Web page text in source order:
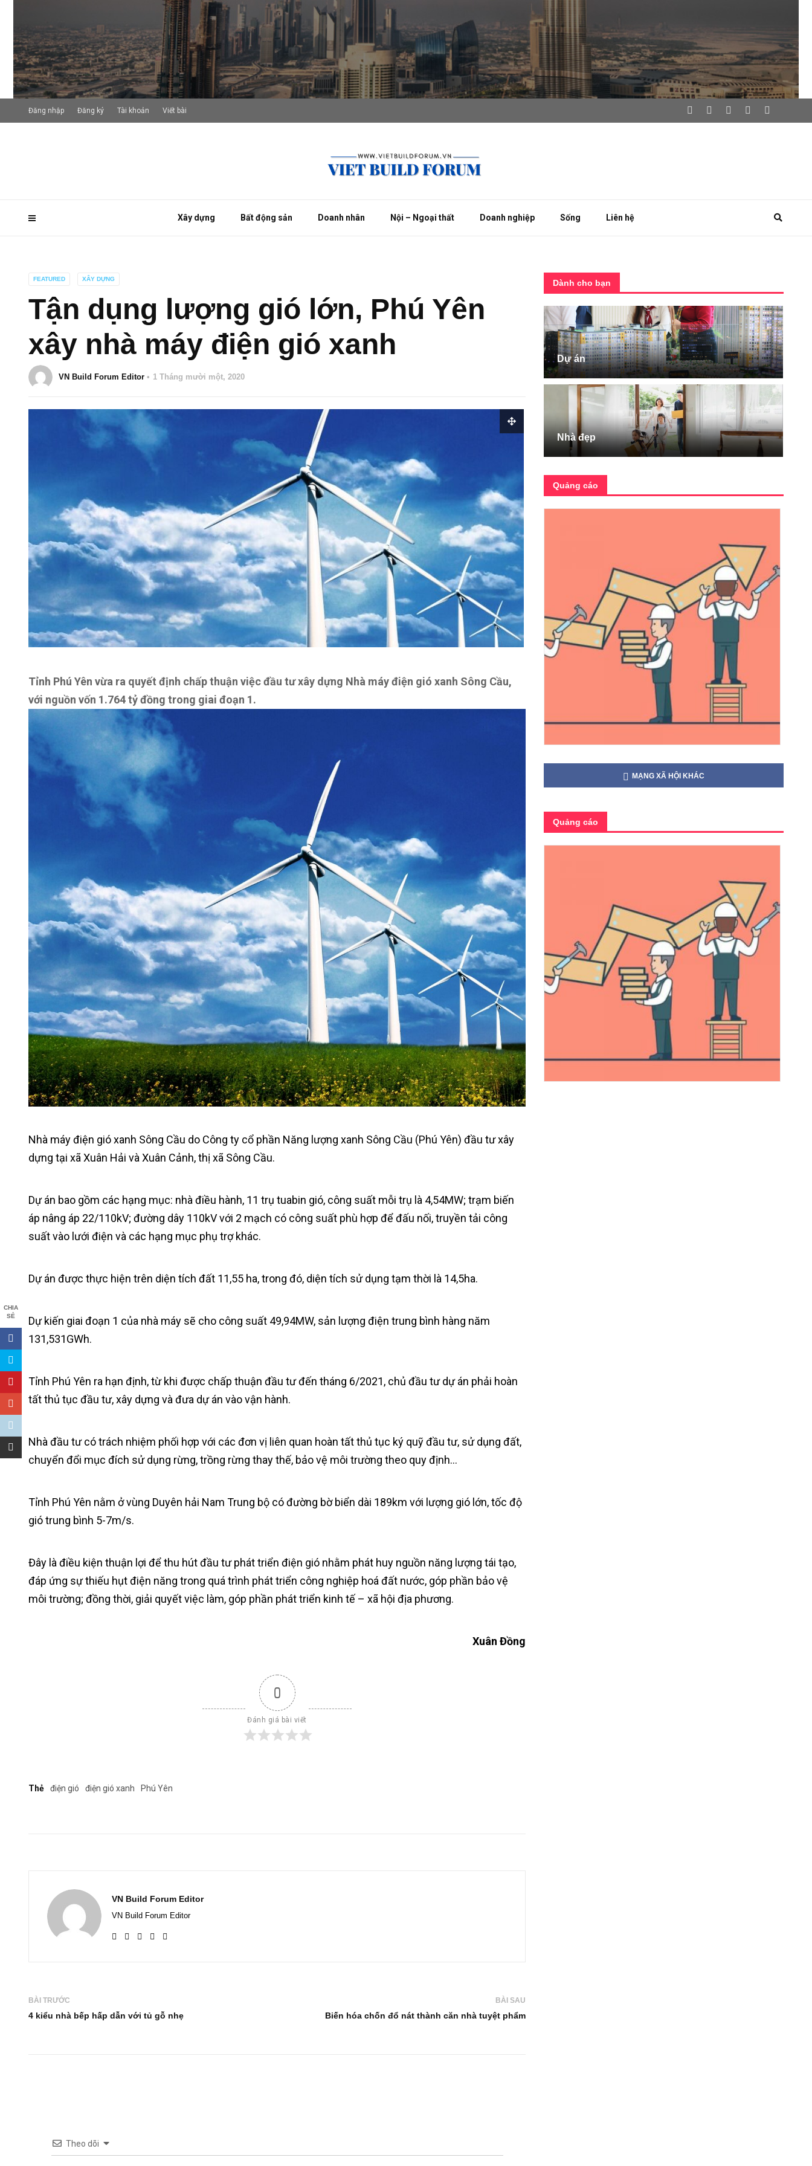
Xây dựng Bất động sản Doanh nhân Nội – Ngoại thất Doanh nghiệp Sống Liên hệ
Đăng nhập Đăng ký Tài khoản Viết bài
FEATURED XÂY DỰNG
Tận dụng lượng gió lớn, Phú Yên
xây nhà máy điện gió xanh
VN Build Forum Editor 1 Tháng mười một, 2020
CHIA
SẺ
Tỉnh Phú Yên vừa ra quyết định chấp thuận việc đầu tư xây dựng Nhà máy điện gió xanh Sông Cầu,
với nguồn vốn 1.764 tỷ đồng trong giai đoạn 1.
Nhà máy điện gió xanh Sông Cầu do Công ty cổ phần Năng lượng xanh Sông Cầu (Phú Yên) đầu tư xây
dựng tại xã Xuân Hải và Xuân Cảnh, thị xã Sông Cầu.
Dự án bao gồm các hạng mục: nhà điều hành, 11 trụ tuabin gió, công suất mỗi trụ là 4,54MW; trạm biến
áp nâng áp 22/110kV; đường dây 110kV với 2 mạch có công suất phù hợp để đấu nối, truyền tải công
suất vào lưới điện và các hạng mục phụ trợ khác.
Dự án được thực hiện trên diện tích đất 11,55 ha, trong đó, diện tích sử dụng tạm thời là 14,5ha.
Dự kiến giai đoạn 1 của nhà máy sẽ cho công suất 49,94MW, sản lượng điện trung bình hàng năm
131,531GWh.
Tỉnh Phú Yên ra hạn định, từ khi được chấp thuận đầu tư đến tháng 6/2021, chủ đầu tư dự án phải hoàn
tất thủ tục đầu tư, xây dựng và đưa dự án vào vận hành.
Nhà đầu tư có trách nhiệm phối hợp với các đơn vị liên quan hoàn tất thủ tục ký quỹ đầu tư, sử dụng đất,
chuyển đổi mục đích sử dụng rừng, trồng rừng thay thế, bảo vệ môi trường theo quy định…
Tỉnh Phú Yên nằm ở vùng Duyên hải Nam Trung bộ có đường bờ biển dài 189km với lượng gió lớn, tốc độ
gió trung bình 5-7m/s.
Đây là điều kiện thuận lợi để thu hút đầu tư phát triển điện gió nhằm phát huy nguồn năng lượng tái tạo,
đáp ứng sự thiếu hụt điện năng trong quá trình phát triển công nghiệp hoá đất nước, góp phần bảo vệ
môi trường; đồng thời, giải quyết việc làm, góp phần phát triển kinh tế – xã hội địa phương.
Xuân Đồng
0
Đánh giá bài viết
Thẻ điện gió điện gió xanh Phú Yên
VN Build Forum Editor
VN Build Forum Editor
BÀI TRƯỚC
4 kiểu nhà bếp hấp dẫn với tủ gỗ nhẹ
BÀI SAU
Biến hóa chốn đổ nát thành căn nhà tuyệt phẩm
Theo dõi
Dành cho bạn
Dự án
Nhà đẹp
Quảng cáo
MẠNG XÃ HỘI KHÁC
Quảng cáo